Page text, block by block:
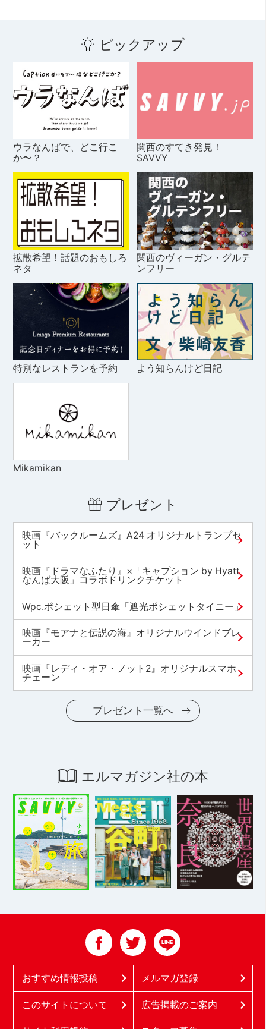
ピックアップ
ウラなんばで、どこ行こ
か〜？
関西のすてき発見！
SAVVY
拡散希望！話題のおもしろ
ネタ
関西のヴィーガン・グルテ
ンフリー
特別なレストランを予約 よう知らんけど日記
Mikamikan
プレゼント
映画『バックルームズ』A24 オリジナルトランプセ
ット
映画『ドラマなふたり』×「キャプション by Hyatt
なんば大阪」コラボドリンクチケット
Wpc.ポシェット型日傘「遮光ポシェットタイニー」
映画『モアナと伝説の海』オリジナルウインドブレ
ーカー
映画『レディ・オア・ノット2』オリジナルスマホ
チェーン
プレゼント一覧へ
エルマガジン社の本
おすすめ情報投稿 メルマガ登録
このサイトについて 広告掲載のご案内